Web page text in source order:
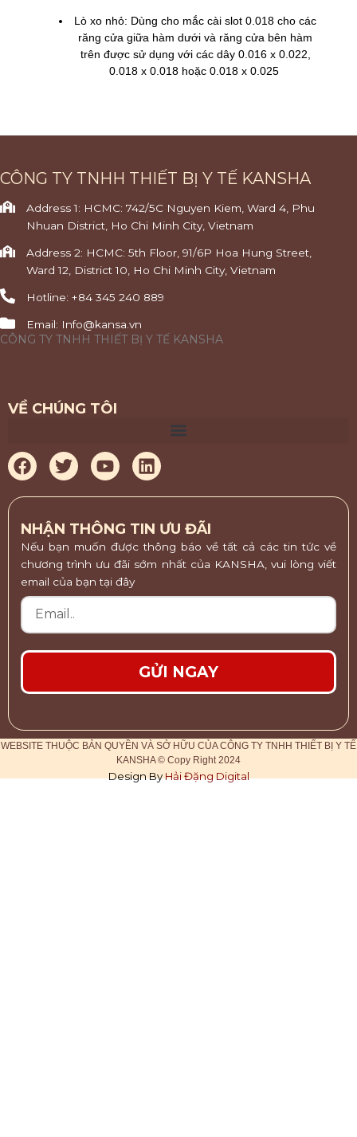
Lò xo nhỏ: Dùng cho mắc cài slot 0.018 cho các
răng cửa giữa hàm dưới và răng cửa bên hàm
trên được sử dụng với các dây 0.016 x 0.022,
0.018 x 0.018 hoặc 0.018 x 0.025
CÔNG TY TNHH THIẾT BỊ Y TẾ KANSHA
Address 1: HCMC: 742/5C Nguyen Kiem, Ward 4, Phu
Nhuan District, Ho Chi Minh City, Vietnam
Address 2: HCMC: 5th Floor, 91/6P Hoa Hung Street,
Ward 12, District 10, Ho Chi Minh City, Vietnam
Hotline: +84 345 240 889
Email: Info@kansa.vn
CÔNG TY TNHH THIẾT BỊ Y TẾ KANSHA
e
b
k
-
t
t
VỀ CHÚNG TÔI
F
a
c
b
o
o
k
T
w
i
t
e
r
Y
o
u
u
b
e
L
i
n
e
d
i
NHẬN THÔNG TIN ƯU ĐÃI
Nếu bạn muốn được thông báo về tất cả các tin tức về
chương trình ưu đãi sớm nhất của KANSHA, vui lòng viết
email của bạn tại đây
Email
GỬI NGAY
WEBSITE THUỘC BẢN QUYỀN VÀ SỞ HỮU CỦA CÔNG TY TNHH THIẾT BỊ Y TẾ
KANSHA © Copy Right 2024
Design ByHải Đặng Digital